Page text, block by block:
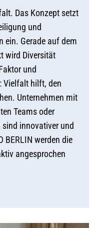
Das Konzept setzt
und
ein. Gerade auf dem
wird Diversität
und
Vielfalt hilft, den
Unternehmen mit
Teams oder
innovativer und
BERLIN werden die
angesprochen